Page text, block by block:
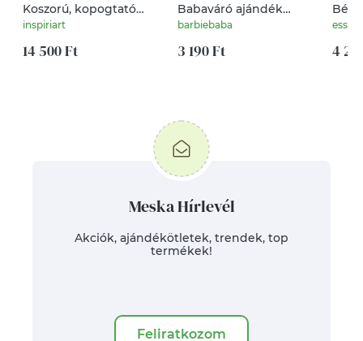
Koszorú, kopogtató
fehér-rózsaszín
inspiriart
14 500 Ft
Babaváró ajándék
kulcstartó rózsaszín
barbiebaba
3 190 Ft 4
Meska Hírlevél
Akciók, ajándékötletek, trendek, top
termékek!
Feliratkozom